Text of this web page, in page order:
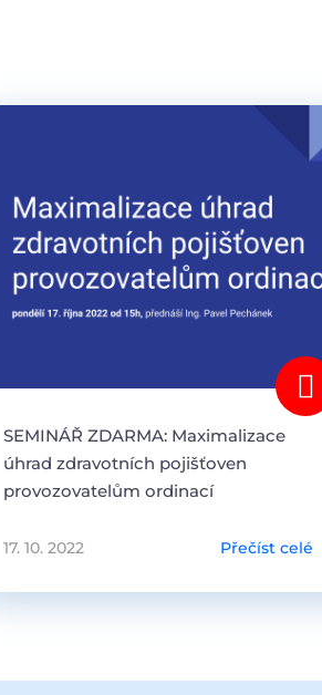
SEMINÁŘ ZDARMA: Maximalizace
úhrad zdravotních pojišťoven
provozovatelům ordinací
17. 10. 2022 Přečíst celé